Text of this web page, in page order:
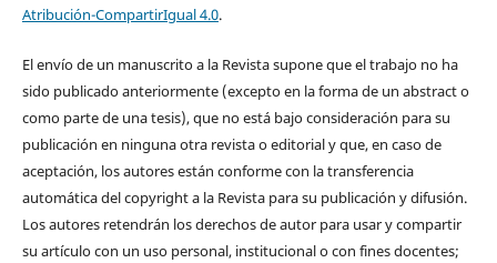
Atribución-CompartirIgual 4.0.
El envío de un manuscrito a la Revista supone que el trabajo no ha
sido publicado anteriormente (excepto en la forma de un abstract o
como parte de una tesis), que no está bajo consideración para su
publicación en ninguna otra revista o editorial y que, en caso de
aceptación, los autores están conforme con la transferencia
automática del copyright a la Revista para su publicación y difusión.
Los autores retendrán los derechos de autor para usar y compartir
su artículo con un uso personal, institucional o con fines docentes;